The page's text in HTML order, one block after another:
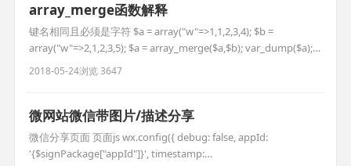
array_merge函数解释
键名相同且必须是字符 $a = array("w"=>1,1,2,3,4); $b =
array("w"=>2,1,2,3,5); $a = array_merge($a,$b); var_dump($a);
这样写被不被认为是字符,且还会在后面添加 $a =
array("1"=>1,1,2,3,4); $b = array("1"=>2,1,2,3,5
2018-05-24浏览 3647
微网站微信带图片/描述分享
微信分享页面 页面js wx.config({ debug: false, appId:
'{$signPackage["appId"]}', timestamp: